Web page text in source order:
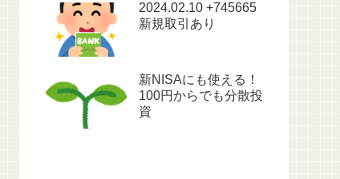
2024.02.10 +745665
新規取引あり
新NISAにも使える！
100円からでも分散投
資